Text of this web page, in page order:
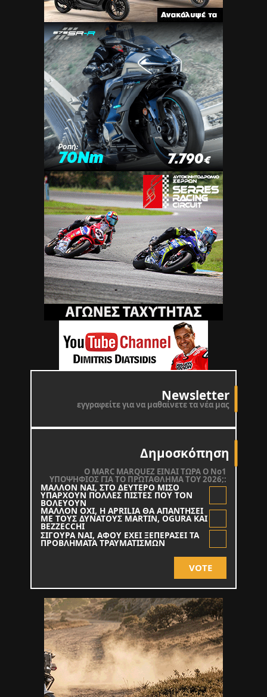
Newsletter
εγγραφείτε για να μαθαίνετε τα νέα μας
Δημοσκόπηση
O MARC MARQUEZ ΕΙΝΑΙ ΤΩΡΑ Ο Νο1
ΥΠΟΨΗΦΙΟΣ ΓΙΑ ΤΟ ΠΡΩΤΑΘΛΗΜΑ ΤΟΥ 2026;:
ΜΑΛΛΟΝ ΝΑΙ, ΣΤΟ ΔΕΥΤΕΡΟ ΜΙΣΟ
ΥΠΑΡΧΟΥΝ ΠΟΛΛΕΣ ΠΙΣΤΕΣ ΠΟΥ ΤΟΝ
ΒΟΛΕΥΟΥΝ
ΜΑΛΛΟΝ ΟΧΙ, Η APRILIA ΘΑ ΑΠΑΝΤΗΣΕΙ
ΜΕ ΤΟΥΣ ΔΥΝΑΤΟΥΣ MARTIN, OGURA KAI
BEZZECCHI
ΣΙΓΟΥΡΑ ΝΑΙ, ΑΦΟΥ ΕΧΕΙ ΞΕΠΕΡΑΣΕΙ ΤΑ
ΠΡΟΒΛΗΜΑΤΑ ΤΡΑΥΜΑΤΙΣΜΩΝ
VOTE